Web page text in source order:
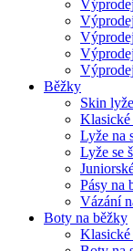
Běžky
Skin lyže
Klasické
Lyže na
Lyže se
Pásy na
Vázání
Boty na běžky